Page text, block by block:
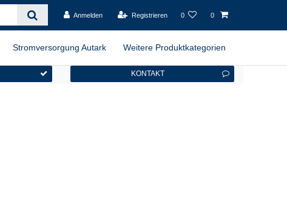
Anmelden Registrieren 0 0
Stromversorgung Autark Weitere Produktkategorien
KONTAKT